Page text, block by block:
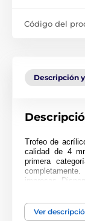
Código del
Descripción
Trofeo de
calidad de 4
primera
impresas.
El trofeo
GRATUITA
Ver